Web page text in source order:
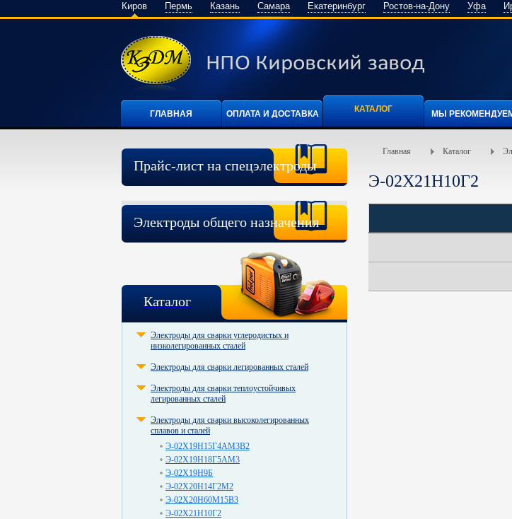
Киров Пермь Казань Самара Екатеринбург Ростов-на-Дону Уфа
ГЛАВНАЯ ОПЛАТА И ДОСТАВКА КАТАЛОГ МЫ
Прайс-лист на спецэлектроды
Электроды общего назначения
Каталог
Электроды для сварки углеродистых и
низколегированных сталей
Электроды для сварки легированных сталей
Электроды для сварки теплоустойчивых
легированных сталей
Электроды для сварки высоколегированных
сплавов и сталей
Э-02Х19Н15Г4АМ3В2
Э-02Х19Н18Г5АМ3
Э-02Х19Н9Б
Э-02Х20Н14Г2М2
Э-02Х20Н60М15В3
Э-02Х21Н10Г2
Главная Каталог
Э-02Х21Н10Г2